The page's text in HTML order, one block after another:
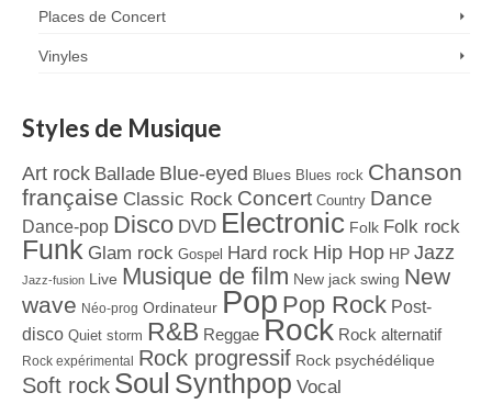
Places de Concert
Vinyles
Styles de Musique
Art rock Ballade Blue-eyed Blues Blues rock Chanson
française Classic Rock Concert Country Dance
Dance-pop Disco DVD Electronic Folk Folk rock
Funk Glam rock Gospel Hard rock Hip Hop HP Jazz
Jazz-fusion Live Musique de film New jack swing New
wave Néo-prog Ordinateur Pop Pop Rock Post-
disco Quiet storm R&B Reggae Rock Rock alternatif
Rock expérimental Rock progressif Rock psychédélique
Soft rock Soul Synthpop Vocal